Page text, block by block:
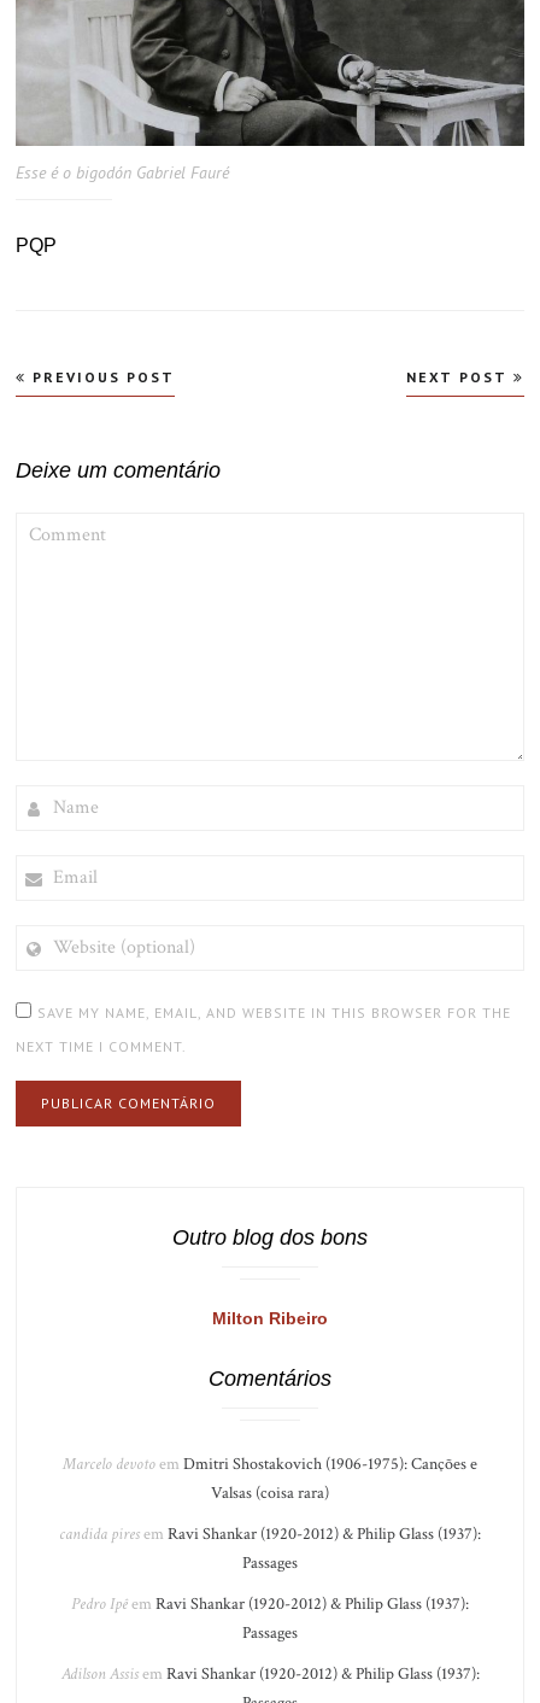
Esse é o bigodón Gabriel Fauré
PQP
Navegação
de
PREVIOUS POST NEXT POST
Deixe um comentário
(OPTIONAL)
SAVE MY NAME, EMAIL, AND WEBSITE IN THIS BROWSER FOR THE
NEXT TIME I COMMENT.
Outro blog dos bons
Milton Ribeiro
Comentários
Marcelo devotoem Dmitri Shostakovich (1906-1975): Canções e
Valsas (coisa rara)
candida piresem Ravi Shankar (1920-2012) & Philip Glass (1937):
Passages
Pedro Ipêem Ravi Shankar (1920-2012) & Philip Glass (1937):
Passages
Adilson Assisem Ravi Shankar (1920-2012) & Philip Glass (1937):